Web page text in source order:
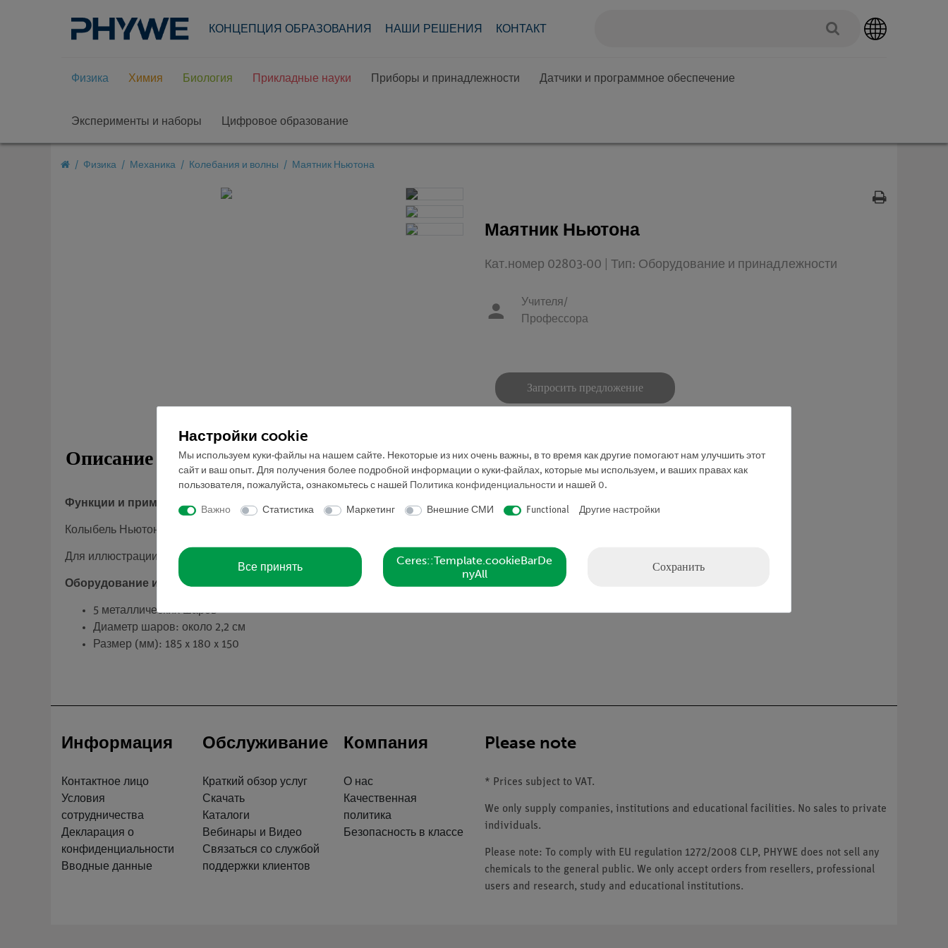
КОНЦЕПЦИЯ ОБРАЗОВАНИЯ НАШИ РЕШЕНИЯ КОНТАКТ
Физика Химия Биология Прикладные науки Приборы и принадлежности Датчики и программное обеспечение
Эксперименты и наборы Цифровое образование
Физика Механика Колебания и волны Маятник Ньютона
Маятник Ньютона
Кат.номер 02803-00 | Тип: Оборудование и принадлежности
Учителя/
Профессора
Запросить предложение
Описание
Функции и применение
Колыбель Ньютона, состоящая из пяти шаров Ньютона на массивном деревянном основании.
Для иллюстрации закона сохранения энергии.
Оборудование и технические данные
5 металлических шаров
Диаметр шаров: около 2,2 см
Размер (мм): 185 x 180 x 150
Информация
Контактное лицо
Условия
сотрудничества
Декларация о
конфиденциальности
Вводные данные
Обслуживание
Краткий обзор услуг
Скачать
Каталоги
Вебинары и Видео
Связаться со службой
поддержки клиентов
Компания
О нас
Качественная
политика
Безопасность в классе
Please note
* Prices subject to VAT.
We only supply companies, institutions and educational facilities. No sales to private
individuals.
Please note: To comply with EU regulation 1272/2008 CLP, PHYWE does not sell any
chemicals to the general public. We only accept orders from resellers, professional
users and research, study and educational institutions.
Настройки cookie
Мы используем куки-файлы на нашем сайте. Некоторые из них очень важны, в то время как другие помогают нам улучшить этот
сайт и ваш опыт. Для получения более подробной информации о куки-файлах, которые мы используем, и ваших правах как
пользователя, пожалуйста, ознакомьтесь с нашей
Политика конфиденциальности и нашей 0.
Важно Статистика Маркетинг Внешние СМИ Functional Другие настройки
Все принять
Ceres::Template.cookieBarDe
nyAll
Сохранить